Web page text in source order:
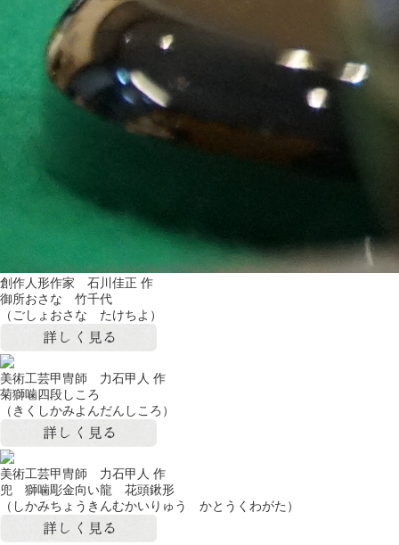
創作人形作家 石川佳正 作
御所おさな 竹千代
（ごしょおさな たけちよ）
美術工芸甲冑師 力石甲人 作
菊獅噛四段しころ
（きくしかみよんだんしころ）
美術工芸甲冑師 力石甲人 作
兜 獅噛彫金向い龍 花頭鍬形
（しかみちょうきんむかいりゅう かとうくわがた）